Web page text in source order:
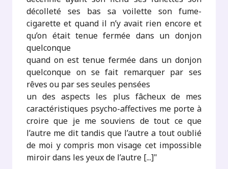
décolleté ses bas sa voilette son fume-
cigarette et quand il n’y avait rien encore et
qu’on était tenue fermée dans un donjon
quelconque
quand on est tenue fermée dans un donjon
quelconque on se fait remarquer par ses
rêves ou par ses seules pensées
un des aspects les plus fâcheux de mes
caractéristiques psycho-affectives me porte à
croire que je me souviens de tout ce que
l’autre me dit tandis que l’autre a tout oublié
de moi y compris mon visage cet impossible
miroir dans les yeux de l’autre [...]"